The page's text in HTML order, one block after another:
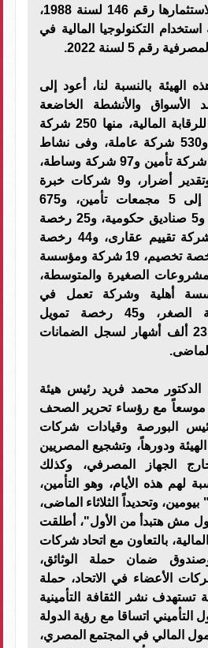
مجال تلقى الأموال لاستثمارها رقم 146 لسنة 1988،
التكنولوجيا المالية في
رقم 5 لسنة 2022.
الهيئة بالنسبة لنا، أعود إلى
الأسواق والأنشطة الخاضعة
لرقابة الهيئة العامة للرقابة المالية، منها 250 شركة
مقيدة في البورصة و530 شركة عاملة، وفى نشاط
التأمين تخضع لها 40 شركة تأمين و97 شركة وساطة،
31 شركة وساطة وتقدير أضرار، و9 شركات خبرة
استشارية، بالإضافة إلى 5 مجمعات تأمين، و675
صندوق تأمين خاص، و5 صناديق حكومية، و25 رخصة
تمويل عقارى و14 شركة تقييم عقارى، و44 رخصة
تأجير تمويلى، و40 رخصة تخصيم، 19 شركة ومؤسسة
الصغيرة والمتوسطة،
أهلية وشركة تعمل في
المشروعات متناهية الصغر، و45 رخصة تمويل
استهلاكى، وإصدار 231 ألف أشهار لسجل الضمانات
الماضى.
الدكتور محمد فريد رئيس هيئة
موسعاً مع رؤساء تحرير الصحف
البورصة وقيادات شركات
ودورهاً، وتشجيع المصريين
الجهاز المصرفي، وكذلك
لهم هذه الأيام، وهو التأمين،
وتحديداً الثلاثاء الماضى،
مش هتبدأ من الأول"، أطلقت
المالية، بالتعاون مع اتحاد شركات
ضمان حملة الوثائق،
الأعضاء في الاتحاد، حملة
نشر الثقافة التأمينية
التأميني اتساقا مع رؤية الدولة
المالي في المجتمع المصري،